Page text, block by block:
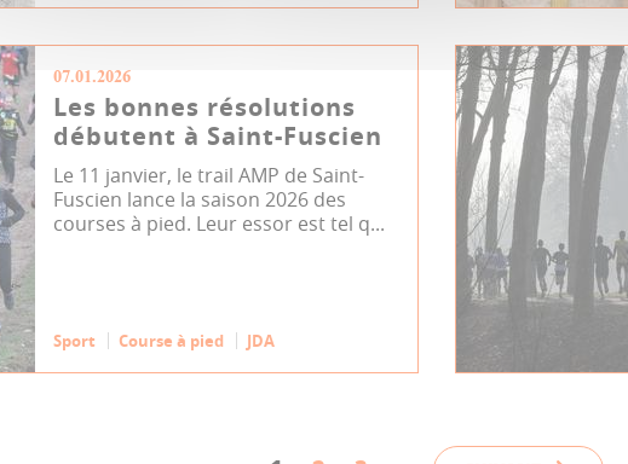
07.01.2026
Les bonnes résolutions
débutent à Saint-Fuscien
Le 11 janvier, le trail AMP de Saint-
Fuscien lance la saison 2026 des
courses à pied. Leur essor est tel q...
Sport Course à pied JDA